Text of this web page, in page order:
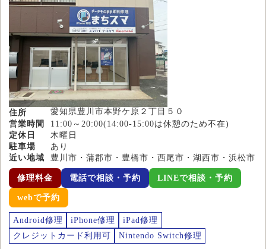
住所
愛知県豊川市本野ケ原２丁目５０
営業時間
11:00～20:00(14:00-15:00は休憩のため不在)
定休日
木曜日
駐車場
あり
近い地域
豊川市・蒲郡市・豊橋市・西尾市・湖西市・浜松市
修理料金 電話で相談・予約 LINEで相談・予約
webで予約
Android修理 iPhone修理
iPad修理
クレジットカード利用可
Nintendo Switch修理